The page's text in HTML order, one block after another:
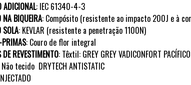
ADICIONAL: IEC 61340-4-3
NA BIQUEIRA: Compósito (resistente ao impacto 200J e à
SOLA: KEVLAR (resistente a penetração1100N)
: Couro de flor integral
REVESTIMENTO: Têxtil: GREY GREYVADICONFORT PACÍFICO
Não tecido DRYTECH ANTISTATIC